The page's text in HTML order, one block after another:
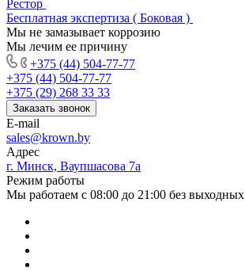
Рестор
Бесплатная экспертиза ( Боковая )
Мы не замазывает коррозию
Мы лечим ее причину
+375 (44) 504-77-77
+375 (44) 504-77-77
+375 (29) 268 33 33
Заказать звонок
E-mail
sales@krown.by
Адрес
г. Минск, Ваупшасова 7а
Режим работы
Мы работаем с 08:00 до 21:00 без выходных